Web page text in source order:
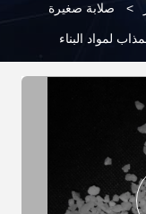
> صلابة صغيرة